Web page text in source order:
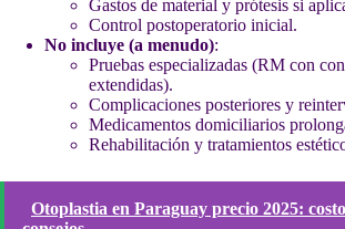
Gastos de material y prótesis si
Control postoperatorio inicial.
No incluye (a menudo):
Pruebas especializadas (RM con
extendidas).
Complicaciones posteriores y
Medicamentos domiciliarios
Rehabilitación y tratamientos
Otoplastia en Paraguay precio 2025: